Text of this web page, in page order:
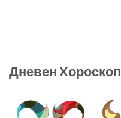
Дневен Хороскоп